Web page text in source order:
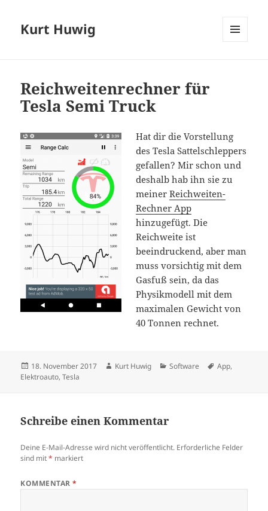
Kurt Huwig
Reichweitenrechner für
Tesla Semi Truck
Hat dir die Vorstellung
des Tesla Sattelschleppers
gefallen? Mir schon und
deshalb hab ihn sie zu
meinerReichweiten-
Rechner App
hinzugefügt. Die
Reichweite ist
beeindruckend, aber man
muss vorsichtig mit dem
Gasfuß sein, da das
Physikmodell mit dem
maximalen Gewicht von
40 Tonnen rechnet.
Veröffentlicht
am
18. November 2017 Autor
Kurt Huwig Kategorien
Software Schlagwörter
App,
Elektroauto,Tesla
Schreibe einen Kommentar
Deine E-Mail-Adresse wird nicht veröffentlicht. Erforderliche Felder
sind mit* markiert
KOMMENTAR*